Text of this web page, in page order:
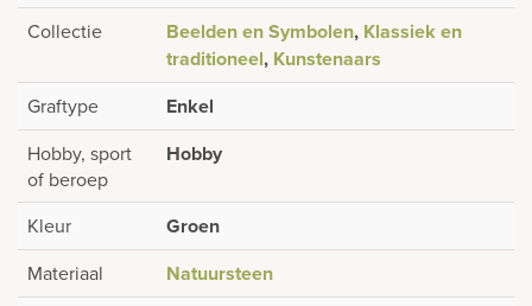
Collectie
Beelden en Symbolen, Klassiek en
traditioneel, Kunstenaars
Graftype Enkel
Hobby, sport
of beroep
Hobby
Kleur Groen
Materiaal Natuursteen